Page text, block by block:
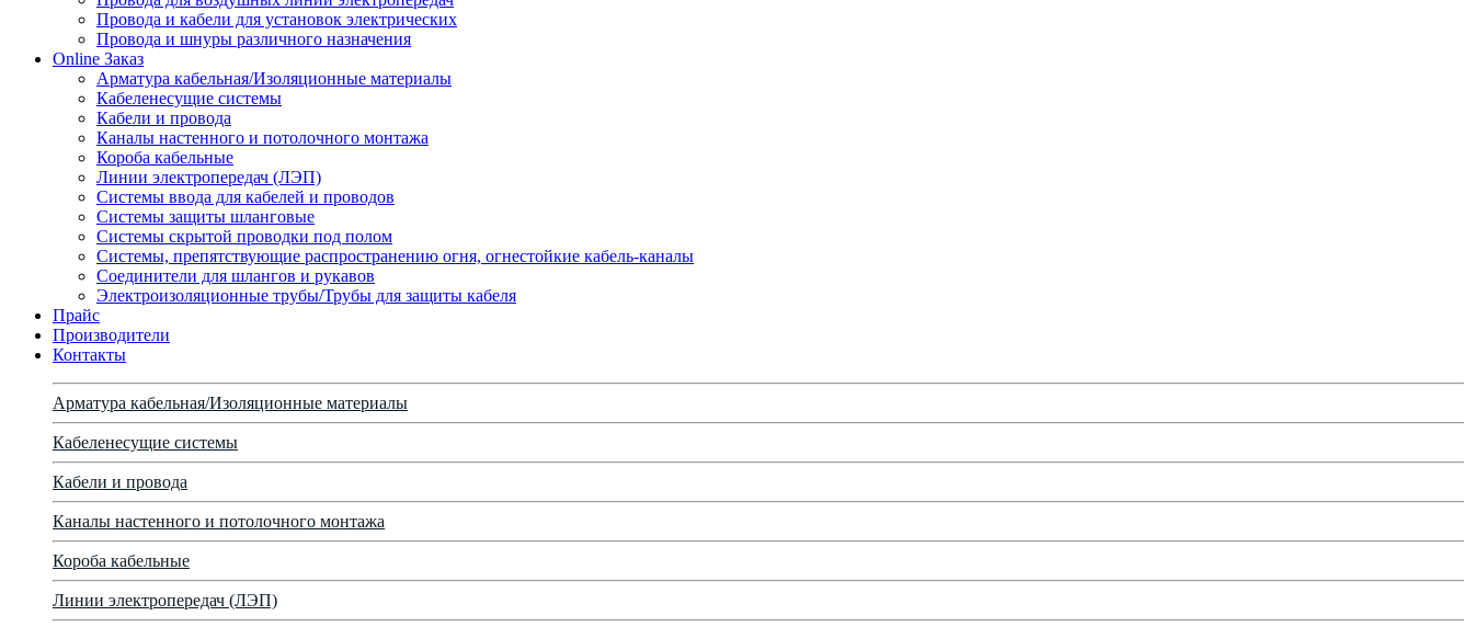
Провода и кабели для установок электрических
Провода и шнуры различного назначения
Online Заказ
Арматура кабельная/Изоляционные материалы
Кабеленесущие системы
Кабели и провода
Каналы настенного и потолочного монтажа
Короба кабельные
Линии электропередач (ЛЭП)
Системы ввода для кабелей и проводов
Системы защиты шланговые
Системы скрытой проводки под полом
Системы, препятствующие распространению огня, огнестойкие кабель-каналы
Соединители для шлангов и рукавов
Электроизоляционные трубы/Трубы для защиты кабеля
Прайс
Производители
Контакты
Арматура кабельная/Изоляционные материалы
Кабеленесущие системы
Кабели и провода
Каналы настенного и потолочного монтажа
Короба кабельные
Линии электропередач (ЛЭП)